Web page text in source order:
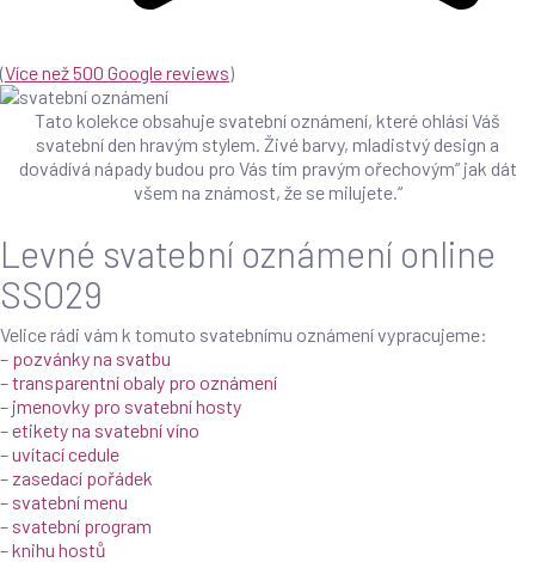
(Více než 500 Google reviews)
Tato kolekce obsahuje svatební oznámení, které ohlásí Váš
svatební den hravým stylem. Živé barvy, mladistvý design a
dovádívá nápady budou pro Vás tím pravým ořechovým“ jak dát
všem na známost, že se milujete.“
Levné svatební oznámení online
SSO29
Velice rádi vám k tomuto svatebnímu oznámení vypracujeme:
– pozvánky na svatbu
–transparentní obaly pro oznámení
– jmenovky pro svatební hosty
–etikety na svatební víno
–uvítací cedule
– zasedací pořádek
– svatební menu
– svatební program
–knihu hostů